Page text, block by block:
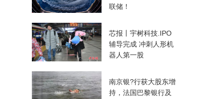
联储！
芯报丨宇树科技.IPO
辅导完成 冲刺人形机
器人第一股
南京银?行获大股东增
持，法国巴黎银行及